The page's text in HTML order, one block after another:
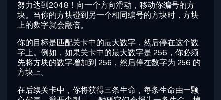
努力达到2048！向一个方向滑动，移动你编号的方
块。当你的方块碰到另一个相同编号的方块时，方块
上的数字就会翻倍。
你的目标是匹配关卡中的最大数字，然后停在这个数
字上。例如，如果关卡中的最大数字是 256，你必须
先将方块的数字增加到 256，然后停在数字为 256 的
方块上。
在后续关卡中，你将获得三条生命，每条生命由一颗